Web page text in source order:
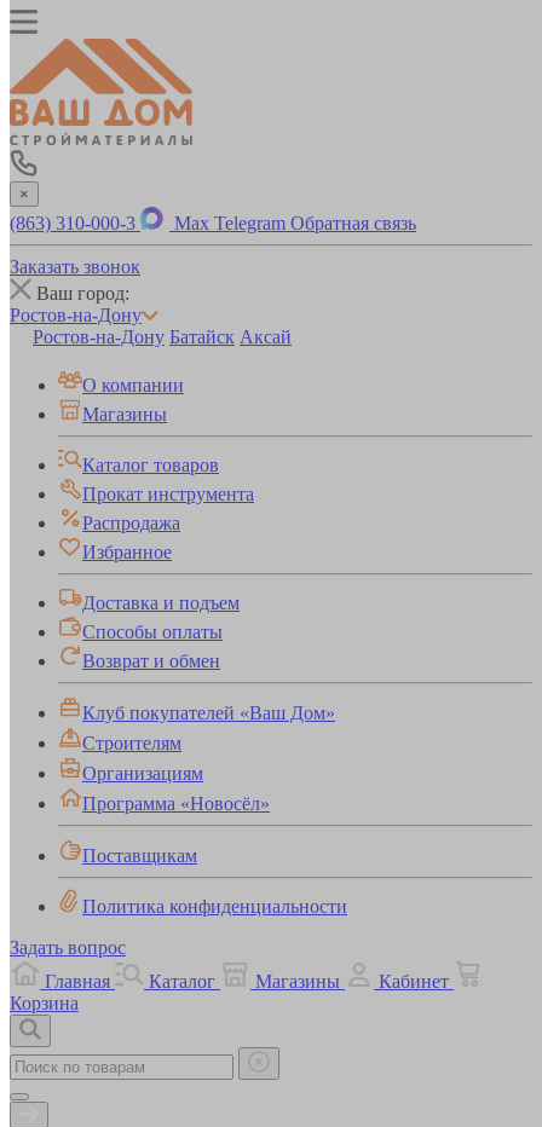
×
(863) 310-000-3 Max Telegram Обратная связь
Заказать звонок
Ваш город:
Ростов-на-Дону
Ростов-на-Дону Батайск Аксай
О компании
Магазины
Каталог товаров
Прокат инструмента
Распродажа
Избранное
Доставка и подъем
Способы оплаты
Возврат и обмен
Клуб покупателей «Ваш Дом»
Строителям
Организациям
Программа «Новосёл»
Поставщикам
Политика конфиденциальности
Задать вопрос
Главная
Каталог Магазины
Кабинет
Корзина